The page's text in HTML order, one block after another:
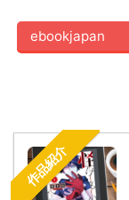
ebookjapan
作品紹介